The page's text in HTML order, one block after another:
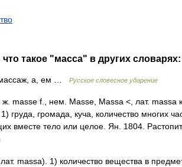
такое "масса" в других словарях:
а, ем … Русское словесное ударение
masse f., нем. Masse, Massa <, лат.
груда, громада, куча, количество многих
вместе тело или целое. Ян. 1804.
massa). 1) количество вещества в